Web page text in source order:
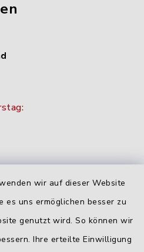
wir auf dieser Website
es uns ermöglichen besser zu
genutzt wird. So können wir
Ihre erteilte Einwilligung